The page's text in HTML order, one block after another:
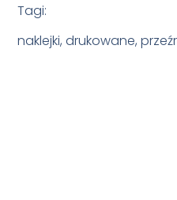
Tagi:
naklejki, drukowane,